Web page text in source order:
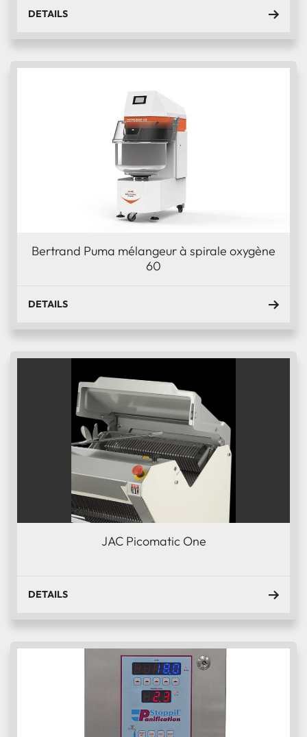
DETAILS
Bertrand Puma mélangeur à spirale oxygène
60
DETAILS
JAC Picomatic One
DETAILS